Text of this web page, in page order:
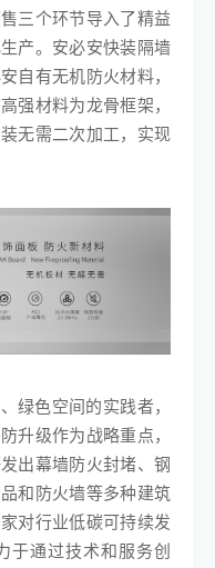
三个环节导入了精益
产。安必安快装隔墙
自有无机防火材料，
强材料为龙骨框架，
无需二次加工，实现
绿色空间的实践者，
升级作为战略重点，
出幕墙防火封堵、钢
和防火墙等多种建筑
对行业低碳可持续发
于通过技术和服务创